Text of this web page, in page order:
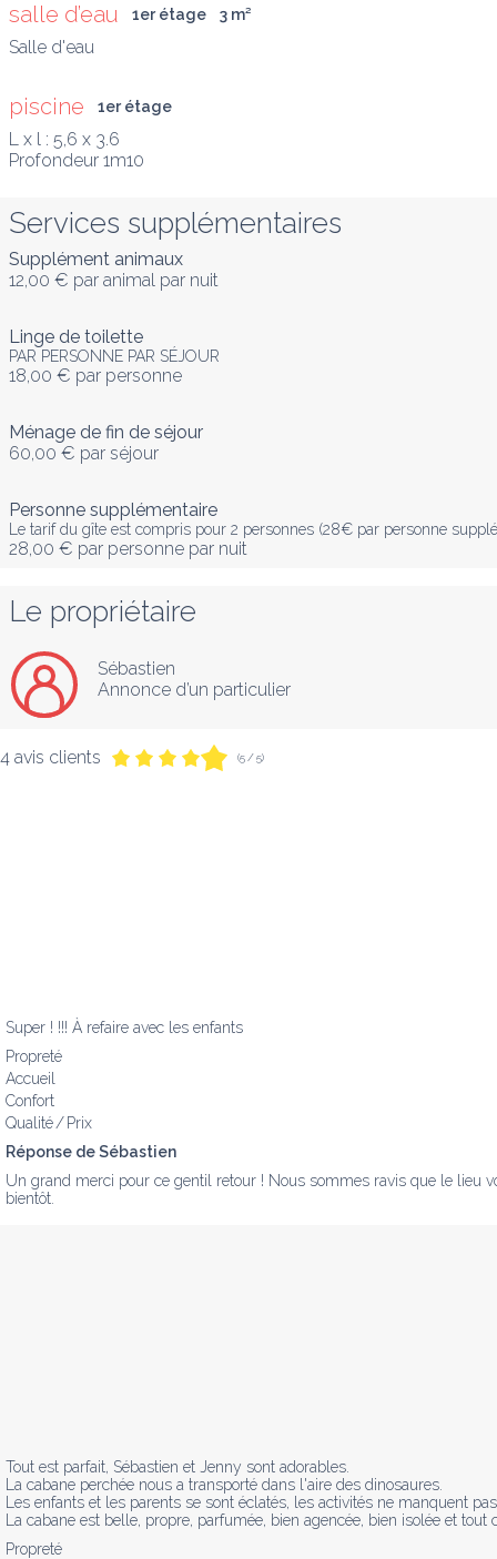
salle d’eau 1er étage 3 m²
Salle d'eau
piscine 1er étage
L x l : 5,6 x 3.6
Profondeur 1m10
Services supplémentaires
Supplément animaux
12,00 € par animal par nuit
Linge de toilette
PAR PERSONNE PAR SÉJOUR
18,00 € par personne
Ménage de fin de séjour
60,00 € par séjour
Personne supplémentaire
Le tarif du gîte est compris pour 2 personnes (28€ par personne
28,00 € par personne par nuit
Le propriétaire
Sébastien
Annonce d’un particulier
4 avis clients (5 / 5)
Super ! !!! À refaire avec les enfants
Propreté
Accueil
Confort
Qualité / Prix
Réponse de Sébastien
Un grand merci pour ce gentil retour ! Nous sommes ravis que le lieu
bientôt.
Tout est parfait, Sébastien et Jenny sont adorables.
La cabane perchée nous a transporté dans l'aire des dinosaures.
Les enfants et les parents se sont éclatés, les activités ne manquent
La cabane est belle, propre, parfumée, bien agencée, bien isolée et tout
Propreté